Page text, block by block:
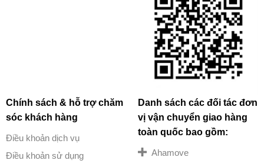
Chính sách & hỗ trợ chăm
sóc khách hàng
Điều khoản dịch vụ
Điều khoản sử dụng
Danh sách các đối tác đơn
vị vận chuyển giao hàng
toàn quốc bao gồm:
Ahamove